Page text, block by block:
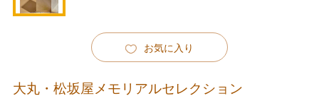
お気に入り
大丸・松坂屋メモリアルセレクション